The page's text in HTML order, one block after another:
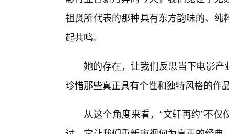
祖贤所代表的那种具有东方韵味的、
起共鸣。
她的存在，让我们反思当下电影产
珍惜那些真正具有个性和独特风格的作
从这个角度来看，“文轩再约”不